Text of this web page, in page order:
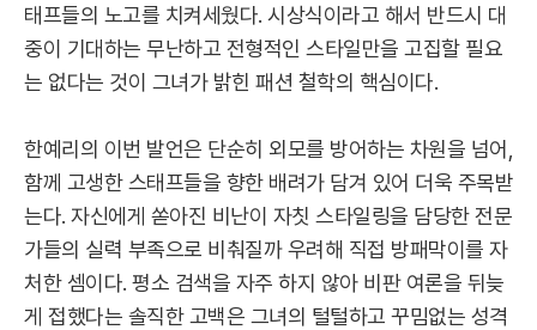
태프들의 노고를 치켜세웠다. 시상식이라고 해서 반드시 대
중이 기대하는 무난하고 전형적인 스타일만을 고집할 필요
는 없다는 것이 그녀가 밝힌 패션 철학의 핵심이다.
한예리의 이번 발언은 단순히 외모를 방어하는 차원을 넘어,
함께 고생한 스태프들을 향한 배려가 담겨 있어 더욱 주목받
는다. 자신에게 쏟아진 비난이 자칫 스타일링을 담당한 전문
가들의 실력 부족으로 비춰질까 우려해 직접 방패막이를 자
처한 셈이다. 평소 검색을 자주 하지 않아 비판 여론을 뒤늦
게 접했다는 솔직한 고백은 그녀의 털털하고 꾸밈없는 성격